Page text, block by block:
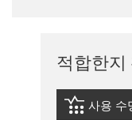
적합한지
igus-icon-
사용 수